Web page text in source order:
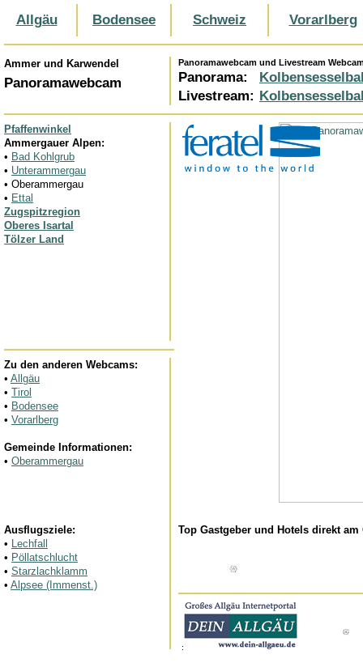
Allgäu Bodensee Schweiz Vorarlberg
Ammer und Karwendel Panoramawebcam und Livestream
Panorama:
Livestream:
Panoramawebcam
Pfaffenwinkel
Ammergauer Alpen:
• Bad Kohlgrub
• Unterammergau
• Oberammergau
• Ettal
Zugspitzregion
Oberes Isartal
Tölzer Land
Zu den anderen Webcams:
• Allgäu
• Tirol
• Bodensee
• Vorarlberg
Gemeinde Informationen:
• Oberammergau
Ausflugsziele:
• Lechfall
• Pöllatschlucht
• Starzlachklamm
• Alpsee (Immenst.)
Top Gastgeber und Hotels direkt am
: